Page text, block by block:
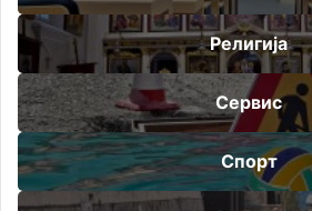
Религија
Сервис
Спорт